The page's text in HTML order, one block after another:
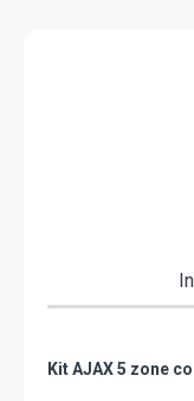
Kit AJAX 5 zone